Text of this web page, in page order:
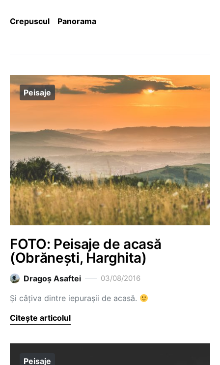
Crepuscul Panorama
Peisaje
FOTO: Peisaje de acasă
(Obrănești, Harghita)
Dragoş Asaftei 03/08/2016
Și câțiva dintre iepurașii de acasă.
Citește articolul
Peisaje